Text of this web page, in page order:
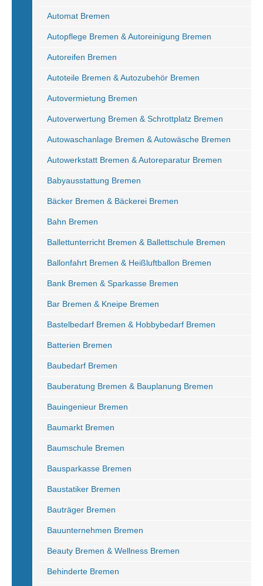
Automat Bremen
Autopflege Bremen & Autoreinigung Bremen
Autoreifen Bremen
Autoteile Bremen & Autozubehör Bremen
Autovermietung Bremen
Autoverwertung Bremen & Schrottplatz Bremen
Autowaschanlage Bremen & Autowäsche Bremen
Autowerkstatt Bremen & Autoreparatur Bremen
Babyausstattung Bremen
Bäcker Bremen & Bäckerei Bremen
Bahn Bremen
Ballettunterricht Bremen & Ballettschule Bremen
Ballonfahrt Bremen & Heißluftballon Bremen
Bank Bremen & Sparkasse Bremen
Bar Bremen & Kneipe Bremen
Bastelbedarf Bremen & Hobbybedarf Bremen
Batterien Bremen
Baubedarf Bremen
Bauberatung Bremen & Bauplanung Bremen
Bauingenieur Bremen
Baumarkt Bremen
Baumschule Bremen
Bausparkasse Bremen
Baustatiker Bremen
Bauträger Bremen
Bauunternehmen Bremen
Beauty Bremen & Wellness Bremen
Behinderte Bremen